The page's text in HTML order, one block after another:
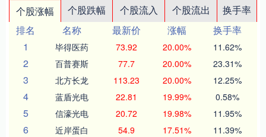
个股涨幅 个股跌幅 个股流入 个股流出
换手率
排名
名称 最新价 涨幅
换手率
1
毕得医药 73.92 20.00% 11.62%
2 百普赛斯 77.7 20.00% 23.31%
3 北方长龙 113.23 20.00% 12.25%
4 蓝盾光电 22.81 19.99% 0.58%
5 信濠光电 20.72 19.98% 11.95%
6 近岸蛋白 54.9 17.51% 11.39%